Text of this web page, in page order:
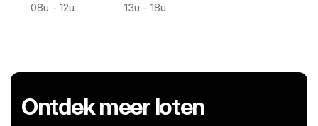
08u - 12u
13u - 18u
Ontdek meer loten